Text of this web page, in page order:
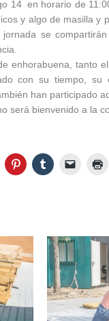
14 en horario de
y algo de masilla y
se
enhorabuena, tanto
con su tiempo,
han participado
será bienvenido a la